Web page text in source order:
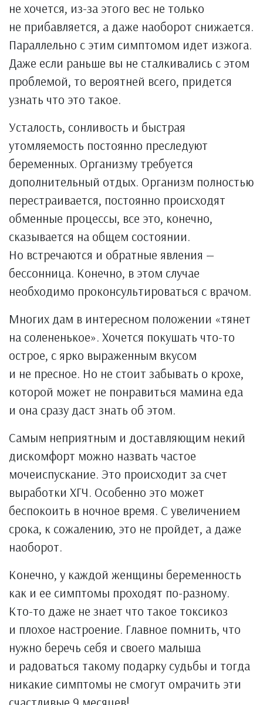
не хочется, из-за этого вес не только
не прибавляется, а даже наоборот снижается.
Параллельно с этим симптомом идет изжога.
Даже если раньше вы не сталкивались с этом
проблемой, то вероятней всего, придется
узнать что это такое.
Усталость, сонливость и быстрая
утомляемость постоянно преследуют
беременных. Организму требуется
дополнительный отдых. Организм полностью
перестраивается, постоянно происходят
обменные процессы, все это, конечно,
сказывается на общем состоянии.
Но встречаются и обратные явления —
бессонница. Конечно, в этом случае
необходимо проконсультироваться с врачом.
Многих дам в интересном положении «тянет
на солененькое». Хочется покушать что-то
острое, с ярко выраженным вкусом
и не пресное. Но не стоит забывать о крохе,
которой может не понравиться мамина еда
и она сразу даст знать об этом.
Самым неприятным и доставляющим некий
дискомфорт можно назвать частое
мочеиспускание. Это происходит за счет
выработки ХГЧ. Особенно это может
беспокоить в ночное время. С увеличением
срока, к сожалению, это не пройдет, а даже
наоборот.
Конечно, у каждой женщины беременность
как и ее симптомы проходят по-разному.
Кто-то даже не знает что такое токсикоз
и плохое настроение. Главное помнить, что
нужно беречь себя и своего малыша
и радоваться такому подарку судьбы и тогда
никакие симптомы не смогут омрачить эти